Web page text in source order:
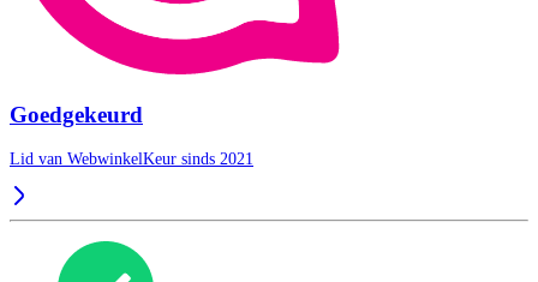
Goedgekeurd
Lid van WebwinkelKeur sinds 2021